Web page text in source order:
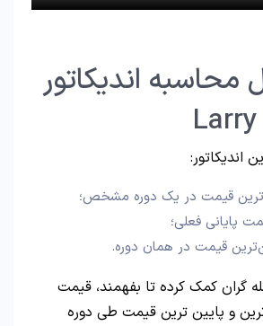
محاسبه اندیکاتور
اندیکاتور:
قیمت در یک دوره مشخص؛
پایانی فعلی؛
قیمت در همان دوره.
گران کمک کرده تا بفهمند، قیمت
و پایین‌ ترین قیمت طی دوره